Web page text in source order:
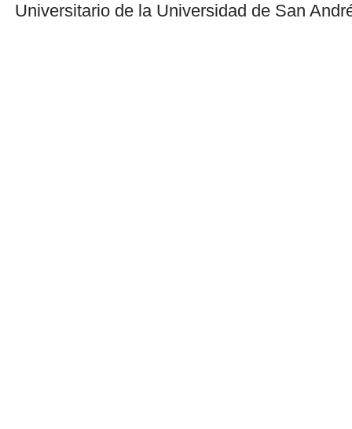
Universitario de la Universidad de San